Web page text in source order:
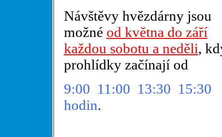
Návštěvy hvězdárny jsou
možné od května do září
každou sobotu a neděli,
prohlídky začínají od
9:00 11:00 13:30 15:30
hodin.